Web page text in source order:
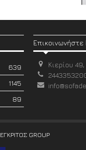
639
1145
89
Κιερίου
ΕΓΚΡΙΤΟΣ GROUP